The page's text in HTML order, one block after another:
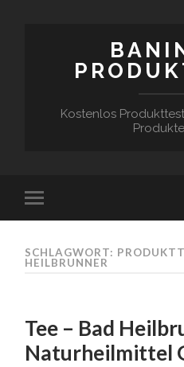
Kostenlos
SCHLAGWORT:
HEILBRUNNER
Tee – Bad
Naturheilmittel